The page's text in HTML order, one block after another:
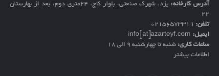
آدرس کارخانه:
یزد، شهرک صنعتی، بلوار کاج، ۲۴متری دوم، بعد از بهارستان
۲۲
تلفن: 02156573311
ایمیل: info[at]azarteyf.com
ساعات کاری: شنبه تا چهارشنبه 9 الی 18
اطلاعات بیشتر